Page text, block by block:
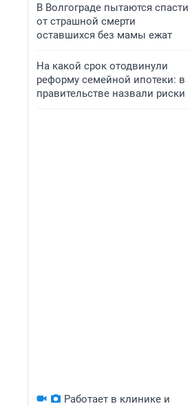
В Волгограде пытаются спасти
от страшной смерти
оставшихся без мамы ежат
На какой срок отодвинули
реформу семейной ипотеки: в
правительстве назвали риски
Работает в клинике и